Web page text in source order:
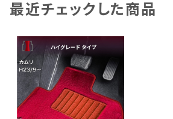
最近チェックした商品